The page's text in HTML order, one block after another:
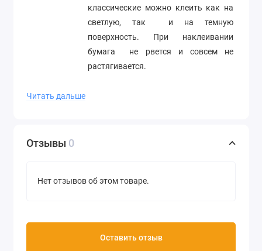
классические можно клеить как на
светлую, так
и на темную
поверхность. При наклеивании
бумага
не рвется и совсем не
растягивается.
Читать дальше
Отзывы 0
Нет отзывов об этом товаре.
Оставить отзыв